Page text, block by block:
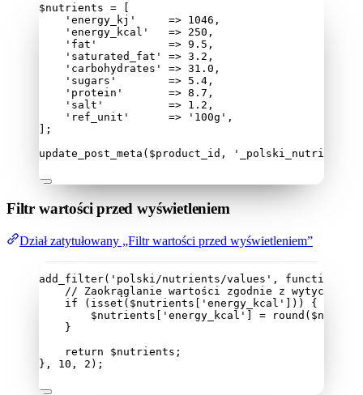
$nutrients =
' energy_kj ' => 1046 ,
' energy_kcal ' => 250 ,
' fat ' => 9.5 ,
' saturated_fat ' => 3.2 ,
' carbohydrates ' => 31.0 ,
' sugars ' => 5.4 ,
' protein ' => 8.7 ,
' salt ' => 1.2 ,
' ref_unit ' => ' 100g ' ,
];
update_post_meta ($product_id , ' _polski_nutrients
Filtr wartości przed wyświetleniem
Dział zatytułowany „Filtr wartości przed wyświetleniem”
add_filter( ' polski/nutrients/values ' , function
// Zaokrąglanie wartości zgodnie z wytycznymi
if
( isset ($nutrients ' energy_kcal ' ]))
{
$nutrients ' energy_kcal ' = round ($
}
return
$nutrients ;
},
10 , 2 );